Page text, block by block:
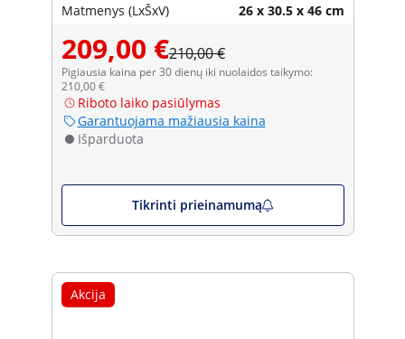
Matmenys (LxŠxV) 26 x 30.5 x 46 cm
209,00 €210,00 €
Pigiausia kaina per 30 dienų iki nuolaidos taikymo:
210,00 €
Riboto laiko pasiūlymas
Garantuojama mažiausia kaina
Išparduota
Tikrinti prieinamumą
Akcija